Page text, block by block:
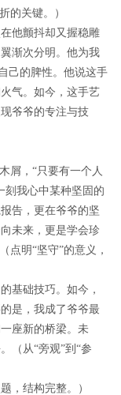
的关键。）
他颤抖却又握稳雕
渐次分明。他为我
己的脾性。他说这手
气。如今，这手艺
爷爷的专注与技
屑，“只要有一个人
刻我心中某种坚固的
告，更在爷爷的坚
未来，更是学会珍
点明“坚守”的意义，
基础技巧。如今，
是，我成了爷爷最
座新的桥梁。未
（从“旁观”到“参
，结构完整。）